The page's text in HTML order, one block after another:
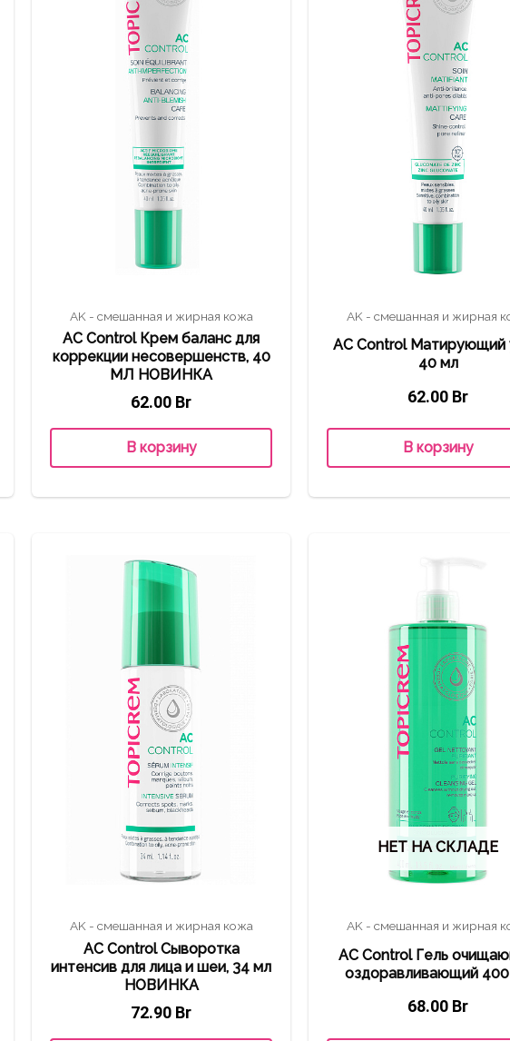
AK - смешанная и жирная кожа
AC Control Крем баланс для
коррекции несовершенств, 40
МЛ НОВИНКА
62.00 Br
В корзину
AK - смешанная и жирная
AC Control Матирующий
40 мл
62.00 Br
В корзину
AK - смешанная и жирная кожа
AC Control Сыворотка
интенсив для лица и шеи, 34 мл
НОВИНКА
72.90 Br
НЕТ НА СКЛАДЕ
AK - смешанная и жирная
АC Control Гель
оздоравливающий
68.00 Br